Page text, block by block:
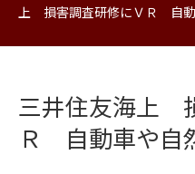
上 損害調査研修にＶＲ 自
三井住友海上
Ｒ 自動車や自